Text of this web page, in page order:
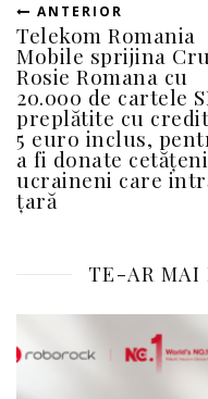
ANTERIOR
Telekom Romania
Mobile sprijina
Rosie Romana cu
20.000 de cartele
preplătite cu
5 euro inclus,
a fi donate
ucraineni care
țară
TE-AR MAI